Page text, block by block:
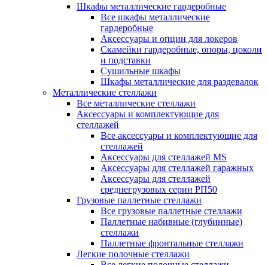
Шкафы металлические гардеробные
Все шкафы металлические
гардеробные
Аксессуары и опции для локеров
Скамейки гардеробные, опоры, цоколи
и подставки
Сушильные шкафы
Шкафы металлические для раздевалок
Металлические стеллажи
Все металлические стеллажи
Аксессуары и комплектующие для
стеллажей
Все аксессуары и комплектующие для
стеллажей
Аксессуары для стеллажей MS
Аксессуары для стеллажей гаражных
Аксессуары для стеллажей
среднегрузовых серии РП50
Грузовые паллетные стеллажи
Все грузовые паллетные стеллажи
Паллетные набивные (глубинные)
стеллажи
Паллетные фронтальные стеллажи
Легкие полочные стеллажи